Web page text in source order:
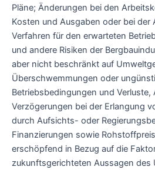
Pläne; Änderungen bei den
Kosten und Ausgaben oder bei der
Verfahren für den erwarteten
und andere Risiken der
aber nicht beschränkt auf
Überschwemmungen oder
Betriebsbedingungen und Verluste,
Verzögerungen bei der Erlangung
durch Aufsichts- oder
Finanzierungen sowie
erschöpfend in Bezug auf die
zukunftsgerichteten Aussagen des